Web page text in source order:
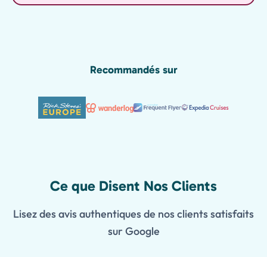
Recommandés sur
Ce que Disent Nos Clients
Lisez des avis authentiques de nos clients satisfaits
sur Google